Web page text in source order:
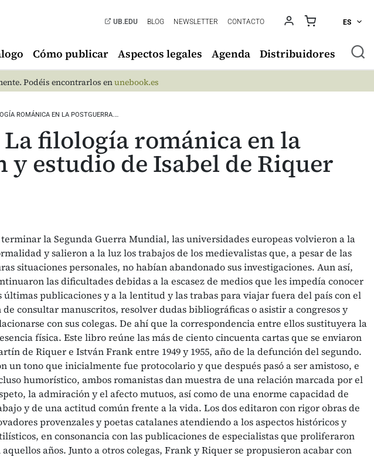
UB.EDU BLOG NEWSLETTER CONTACTO ES
Cómo publicar Aspectos legales Agenda Distribuidores
Podéis encontrarlos enunebook.es
ROMÁNICA EN LA POSTGUERRA.…
La filología románica en la
estudio de Isabel de Riquer
la Segunda Guerra Mundial, las universidades europeas volvieron a la
y salieron a la luz los trabajos de los medievalistas que, a pesar de las
situaciones personales, no habían abandonado sus investigaciones. Aun así,
las dificultades debidas a la escasez de medios que les impedía conocer
últimas publicaciones y a la lentitud y las trabas para viajar fuera del país con el
de consultar manuscritos, resolver dudas bibliográficas o asistir a congresos y
con sus colegas. De ahí que la correspondencia entre ellos sustituyera la
física. Este libro reúne las más de ciento cincuenta cartas que se enviaron
de Riquer e István Frank entre 1949 y 1955, año de la defunción del segundo.
un tono que inicialmente fue protocolario y que después pasó a ser amistoso, e
humorístico, ambos romanistas dan muestra de una relación marcada por el
la admiración y el afecto mutuos, así como de una enorme capacidad de
y de una actitud común frente a la vida. Los dos editaron con rigor obras de
provenzales y poetas catalanes atendiendo a los aspectos históricos y
en consonancia con las publicaciones de especialistas que proliferaron
aquellos años. Junto a otros colegas, Frank y Riquer se propusieron acabar con